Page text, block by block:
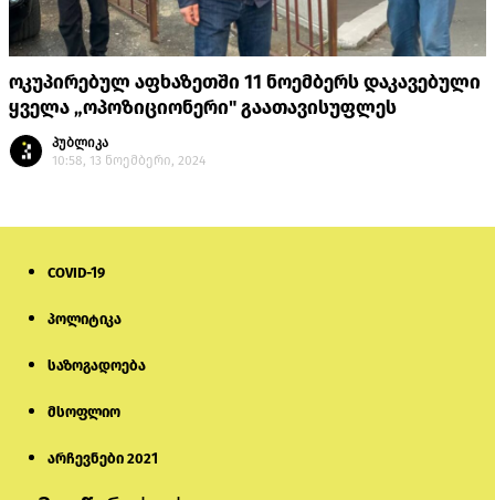
ოკუპირებულ აფხაზეთში 11 ნოემბერს დაკავებული
ყველა „ოპოზიციონერი" გაათავისუფლეს
პუბლიკა
10:58, 13 ნოემბერი, 2024
COVID-19
პოლიტიკა
საზოგადოება
მსოფლიო
არჩევნები 2021